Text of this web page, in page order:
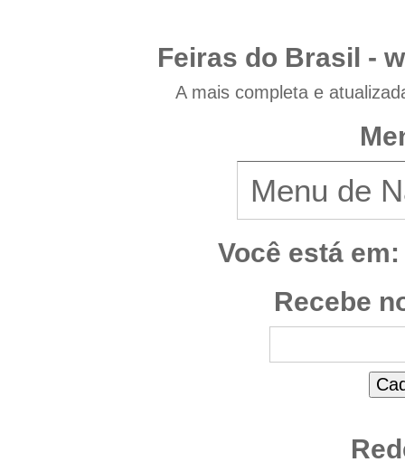
Feiras do Brasil -
A mais completa e
Você está em:
Recebe